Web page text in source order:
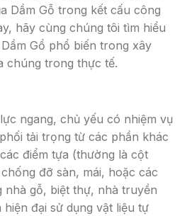
Dầm Gỗ trong kết cấu công
hãy cùng chúng tôi tìm hiểu
Gổ phổ biến trong xây
chúng trong thực tế.
ngang, chủ yếu có nhiệm vụ
tải trọng từ các phần khác
điểm tựa (thường là cột
đỡ sàn, mái, hoặc các
nhà gỗ, biệt thự, nhà truyền
đại sử dụng vật liệu tự